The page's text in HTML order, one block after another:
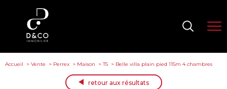
Accueil Vente Perrex Maison T5 Belle villa plain pied 115m 4 chambres
retour aux résultats